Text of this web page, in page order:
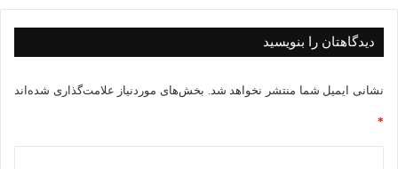
دیدگاهتان را بنویسید
نشانی ایمیل شما منتشر نخواهد شد. بخش‌های موردنیاز علامت‌گذاری شده‌اند
*